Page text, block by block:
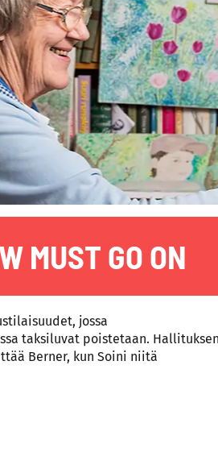
MUST GO ON
jossa
taksiluvat poistetaan.
Berner, kun Soini niitä